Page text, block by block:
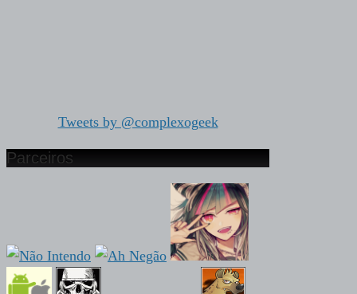
Tweets by @complexogeek
Parceiros